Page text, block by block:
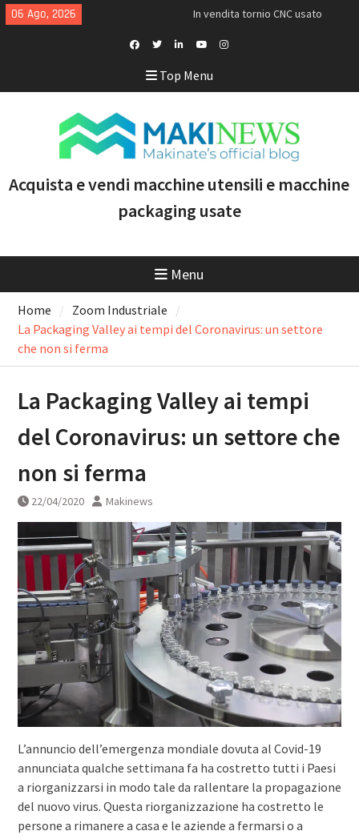
Skip
to
06 Ago, 2026
In vendita tornio CNC usato
[VENDUTO]
usati recenti con controllo
Doosan Puma 2600 LY: il tornio
CNC ideale per aumentare
produttività e marginalità
Facebook
TwitterLinkedin
Profile
Youtube
Top Menu
Acquista e vendi macchine utensili e macchine
packaging usate
Menu
Home
Zoom Industriale
La Packaging Valley ai tempi del Coronavirus: un settore
che non si ferma
La Packaging Valley ai tempi
del Coronavirus: un settore che
non si ferma
22/04/2020 Makinews
L’annuncio dell’emergenza mondiale dovuta al Covid-19
annunciata qualche settimana fa ha costretto tutti i Paesi
a riorganizzarsi in modo tale da rallentare la propagazione
del nuovo virus. Questa riorganizzazione ha costretto le
persone a rimanere a casa e le aziende a fermarsi o a